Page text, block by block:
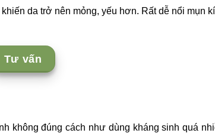
da trở nên mỏng, yếu hơn. Rất dễ nổi mụn
Tư vấn
không đúng cách như dùng kháng sinh quá